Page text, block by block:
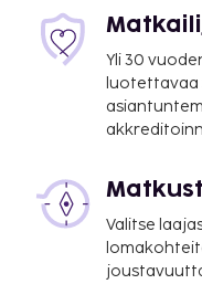
Yli 30
luotettavaa
Valitse